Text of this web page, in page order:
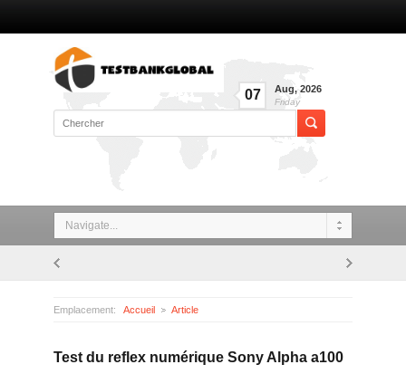
07 Aug, 2026
Friday
Navigate...
Emplacement: Accueil Article
Test du reflex numérique Sony Alpha a100